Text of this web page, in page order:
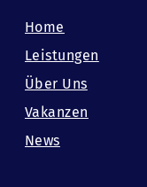
Home
Leistungen
Über Uns
Vakanzen
News